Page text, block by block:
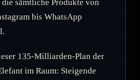
sämtliche Produkte von
bis WhatsApp
135-Milliarden-Plan der
im Raum: Steigende